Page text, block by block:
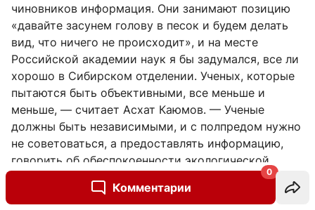
Комментарии
0
чиновников информация. Они занимают позицию
«давайте засунем голову в песок и будем делать
вид, что ничего не происходит», и на месте
Российской академии наук я бы задумался, все ли
хорошо в Сибирском отделении. Ученых, которые
пытаются быть объективными, все меньше и
меньше, — считает Асхат Каюмов. — Ученые
должны быть независимыми, и с полпредом нужно
не советоваться, а предоставлять информацию,
говорить об обеспокоенности экологической
ситуацией и призывать принять меры.